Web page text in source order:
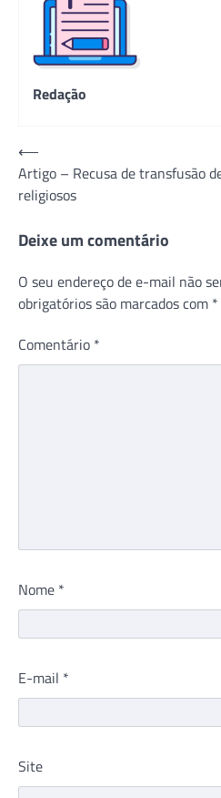
Redação
Navegação
de
Post
⟵
Artigo – Recusa de transfusão
religiosos
Deixe um comentário
O seu endereço de e-mail não
obrigatórios são marcados com *
Comentário *
Nome *
E-mail *
Site